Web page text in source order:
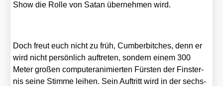
Show die Rol­le von Satan über­neh­men wird.
Doch freut euch nicht zu früh, Cum­ber­bit­ches, denn er
wird nicht per­sön­lich auf­tre­ten, son­dern einem 300
Meter gro­ßen com­pu­ter­ani­mier­ten Fürs­ten der Fins­ter­
nis sei­ne Stim­me lei­hen. Sein Auf­tritt wird in der sechs­